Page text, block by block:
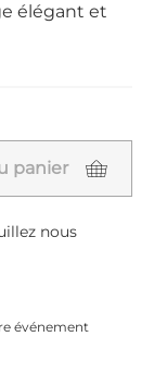
élégant et
panier
nous
événement